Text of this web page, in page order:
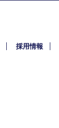
採用情報